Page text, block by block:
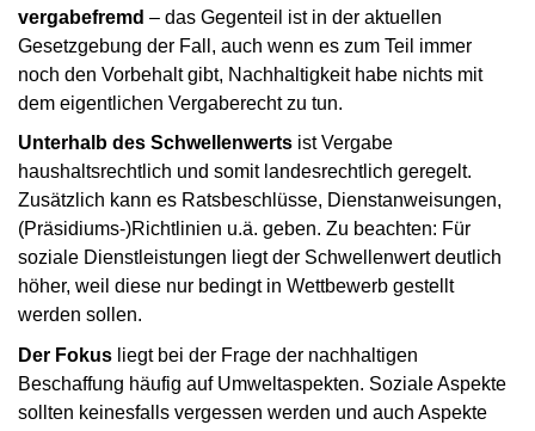
vergabefremd – das Gegenteil ist in der aktuellen
Gesetzgebung der Fall, auch wenn es zum Teil immer
noch den Vorbehalt gibt, Nachhaltigkeit habe nichts mit
dem eigentlichen Vergaberecht zu tun.
Unterhalb des Schwellenwerts ist Vergabe
haushaltsrechtlich und somit landesrechtlich geregelt.
Zusätzlich kann es Ratsbeschlüsse, Dienstanweisungen,
(Präsidiums-)Richtlinien u.ä. geben. Zu beachten: Für
soziale Dienstleistungen liegt der Schwellenwert deutlich
höher, weil diese nur bedingt in Wettbewerb gestellt
werden sollen.
Der Fokus liegt bei der Frage der nachhaltigen
Beschaffung häufig auf Umweltaspekten. Soziale Aspekte
sollten keinesfalls vergessen werden und auch Aspekte